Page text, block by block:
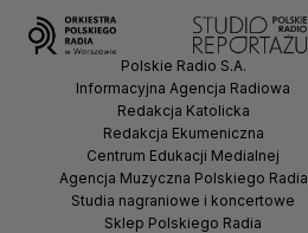
Polskie Radio S.A.
Informacyjna Agencja Radiowa
Redakcja Katolicka
Redakcja Ekumeniczna
Centrum Edukacji Medialnej
Agencja Muzyczna Polskiego Radia
Studia nagraniowe i koncertowe
Sklep Polskiego Radia